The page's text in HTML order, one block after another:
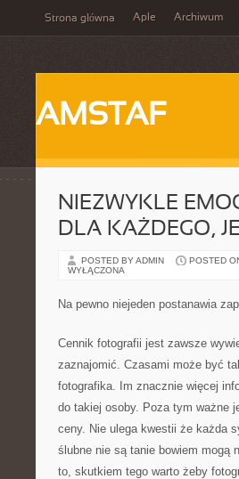
Strona główna Aple Archiwum
AMSTAF
NIEZWYKLE
DLA KAŻDEGO,
POSTED BY ADMIN POSTED
WYŁĄCZONA
Na pewno niejeden postanawia
Cennik fotografii jest zawsze
zaznajomić. Czasami może być
fotografika. Im znacznie więcej
do takiej osoby. Poza tym ważne
ceny. Nie ulega kwestii że każda
ślubne nie są tanie bowiem mogą
to, skutkiem tego warto żeby